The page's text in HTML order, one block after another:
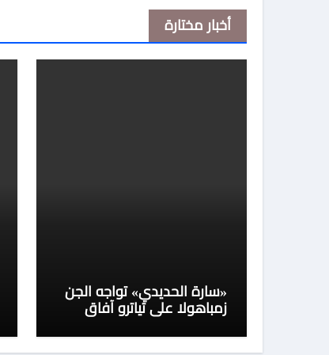
أخبار مختارة
«سارة الحديدي» تواجه الجن
زمباهولا على تياترو آفاق